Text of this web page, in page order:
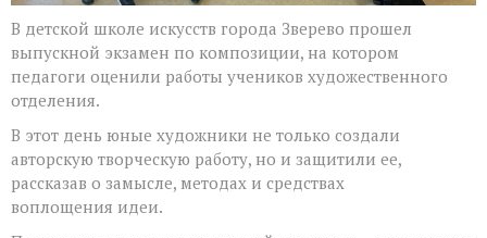
В детской школе искусств города Зверево прошел
выпускной экзамен по композиции, на котором
педагоги оценили работы учеников художественного
отделения.
В этот день юные художники не только создали
авторскую творческую работу, но и защитили ее,
рассказав о замысле, методах и средствах
воплощения идеи.